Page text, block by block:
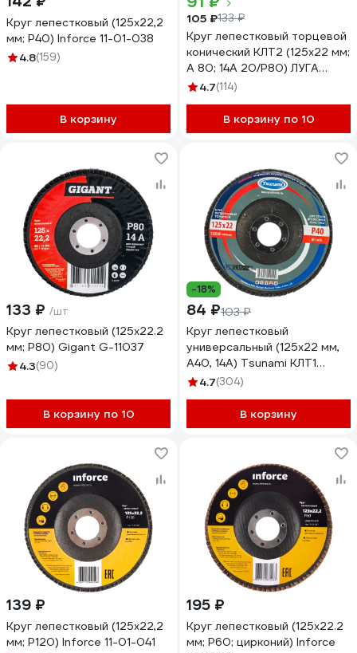
Круг лепестковый (125х22,2
мм; P40) Inforce 11-01-038
4.8(159)
В корзину
105 ₽133 ₽
Круг лепестковый торцевой
конический КЛТ2 (125х22 мм;
А 80; 14А 20/Р80) ЛУГА
4603347277133
4.7(114)
В корзину по 10
133 ₽ /шт
Круг лепестковый (125x22.2
мм; P80) Gigant G-11037
4.3(90)
В корзину по 10
-18%
84 ₽103 ₽
Круг лепестковый
универсальный (125х22 мм,
А40, 14А) Tsunami КЛТ1
D96100000012540
4.7(304)
В корзину
139 ₽
Круг лепестковый (125х22,2
мм; P120) Inforce 11-01-041
195 ₽
Круг лепестковый (125x22.2
мм; P60; цирконий) Inforce